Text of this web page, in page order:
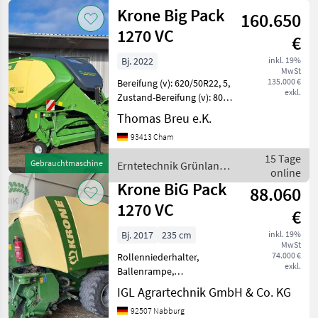
Grünland /
Krone
Gebrauchtmaschine
Krone Big Pack
1270 VC
160.650
€
inkl. 19%
MwSt
135.000 €
exkl.
Bj. 2022
Bereifung (v): 620/50R22, 5,
Zustand-Bereifung (v): 80
%, Bereifung (h): 620/50R22,
5, Zustand-Bereifung (h): 80
%, Geschwindigkeit: 50
Thomas Breu e.K.
93413 Cham
Erntetechnik Grünland /
Krone
15 Tage
online
Krone BiG Pack
1270 VC
88.060
€
inkl. 19%
MwSt
74.000 €
exkl.
Bj. 2017
235 cm
Rollenniederhalter,
Ballenrampe,
Zentralschmierung: man.
Zentralschmierung,
Schneidwerk,
IGL Agrartechnik GmbH & Co. KG
92507 Nabburg